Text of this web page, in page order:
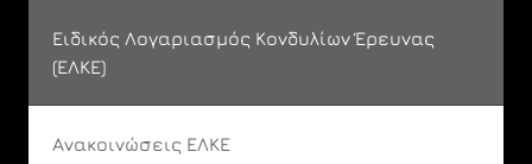
Ειδικός Λογαριασμός Κονδυλίων Έρευνας
(ΕΛΚΕ)
Ανακοινώσεις ΕΛΚΕ